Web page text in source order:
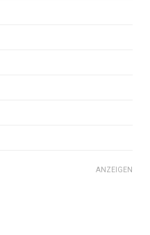
ANZEIGEN